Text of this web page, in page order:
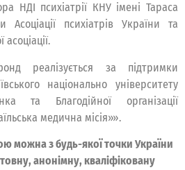
НДІ психіатрії КНУ імені Тараса
психіатрів України та
асоціації.
реалізується за підтримки
національно університету
та Благодійної організації
медична місія»».
можна з будь-якої точки України
анонімну, кваліфіковану